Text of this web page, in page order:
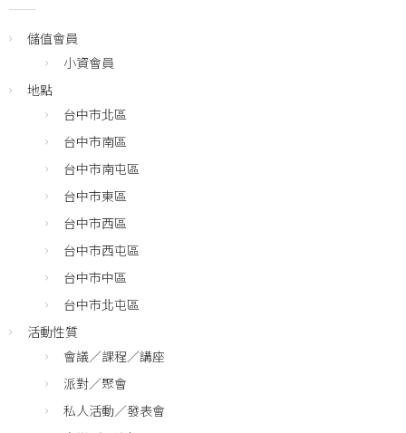
儲值會員
小資會員
地點
台中市北區
台中市南區
台中市南屯區
台中市東區
台中市西區
台中市西屯區
台中市中區
台中市北屯區
活動性質
會議／課程／講座
派對／聚會
私人活動／發表會